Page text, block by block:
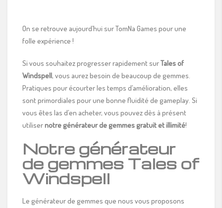
On se retrouve aujourd’hui sur TomNa Games pour une
folle expérience !
Si vous souhaitez progresser rapidement surTales of
Windspell, vous aurez besoin de beaucoup de gemmes.
Pratiques pour écourter les temps d’amélioration, elles
sont primordiales pour une bonne fluidité de gameplay. Si
vous êtes las d’en acheter, vous pouvez dès à présent
utilisernotre générateur de gemmes gratuit et illimité!
Notre générateur
de gemmes Tales of
Windspell
Le générateur de gemmes que nous vous proposons